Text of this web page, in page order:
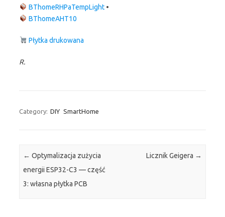
BThomeRHPaTempLight•
BThomeAHT10
Płytka drukowana
R.
Category: DIY SmartHome
Post navigation
← Optymalizacja zużycia
energii ESP32-C3 — część
3: własna płytka PCB
Licznik Geigera →